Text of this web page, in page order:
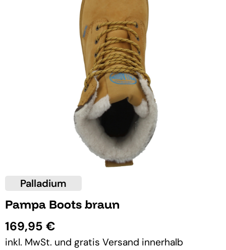
Palladium
Pampa Boots braun
169,95 €
inkl. MwSt. und gratis Versand innerhalb